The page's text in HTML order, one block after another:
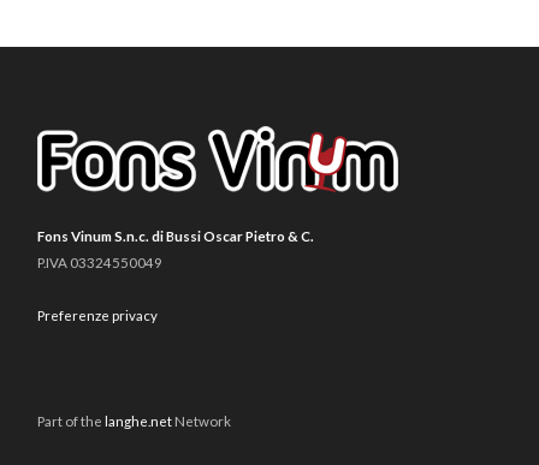
Fons Vinum S.n.c. di Bussi Oscar Pietro & C.
P.IVA 03324550049
Preferenze privacy
Part of thelanghe.net Network